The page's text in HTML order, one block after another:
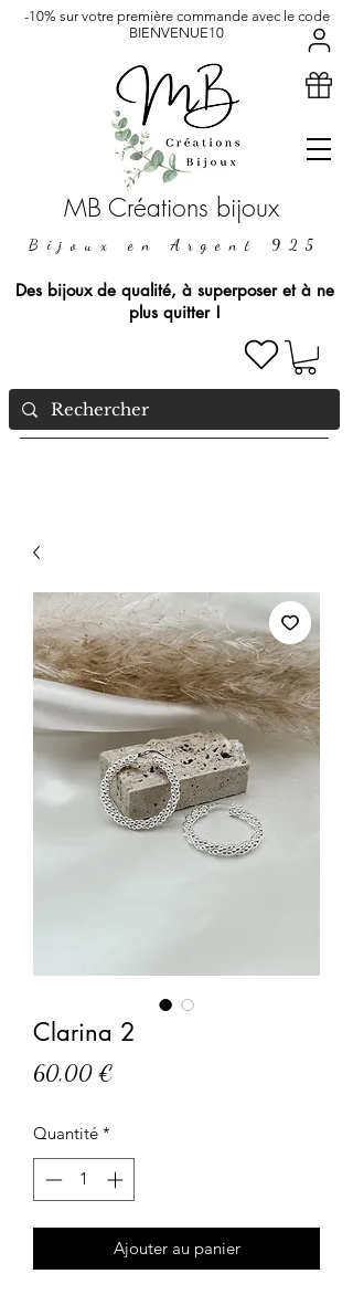
MB Créations bijoux
Bijoux en Argent 925
Des bijoux de qualité, à superposer et à ne
plus quitter !
-10% sur votre première commande avec le code
BIENVENUE10
Clarina 2
60,00 €
Quantité *
Ajouter au panier